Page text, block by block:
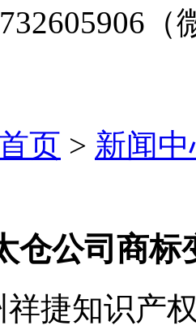
（
页 > 新闻
仓公司商标
捷知识产